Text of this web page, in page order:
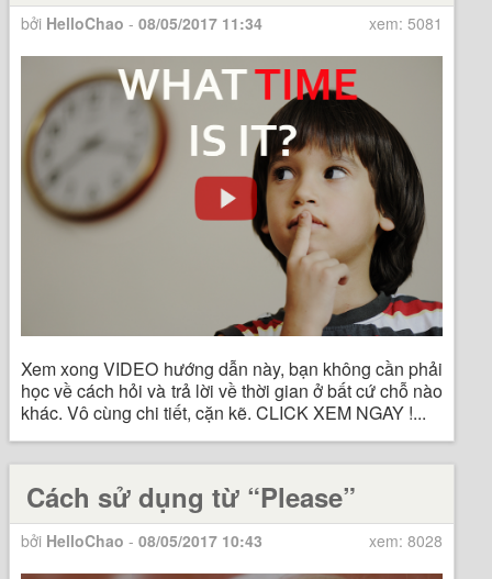
bởi HelloChao -08/05/2017 11:34 xem: 5081
Xem xong VIDEO hướng dẫn này, bạn không cần phải
học về cách hỏi và trả lời về thời gian ở bất cứ chỗ nào
khác. Vô cùng chi tiết, cặn kẽ. CLICK XEM NGAY !...
Cách sử dụng từ “Please”
bởi HelloChao -08/05/2017 10:43 xem: 8028